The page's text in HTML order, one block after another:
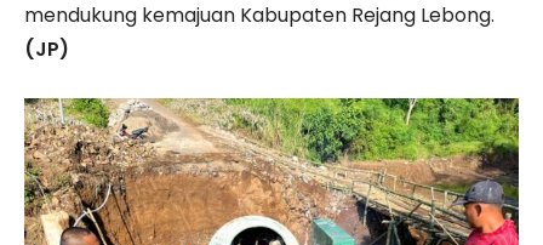
mendukung kemajuan Kabupaten Rejang Lebong.
(JP)